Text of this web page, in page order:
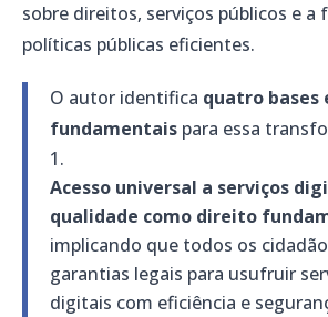
sobre direitos, serviços públicos e a
políticas públicas eficientes.
O autor identifica quatro
fundamentais para essa
Acesso universal a serviços
qualidade como direito
implicando que todos os
garantias legais para usufruir
digitais com eficiência e